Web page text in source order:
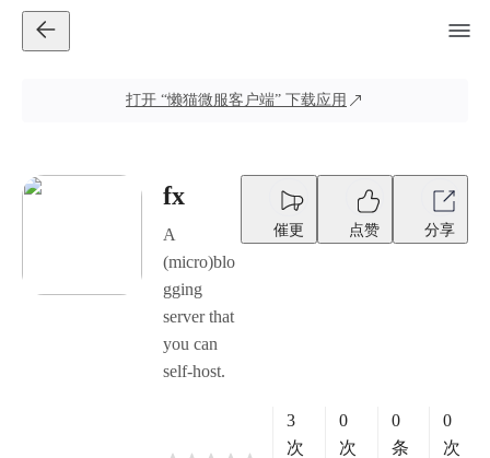
打开 “懒猫微服客户端” 下载应用
fx
A
(micro)blo
gging
server that
you can
self-host.
催更 点赞 分享
3
次
0
次
0
条
0
次